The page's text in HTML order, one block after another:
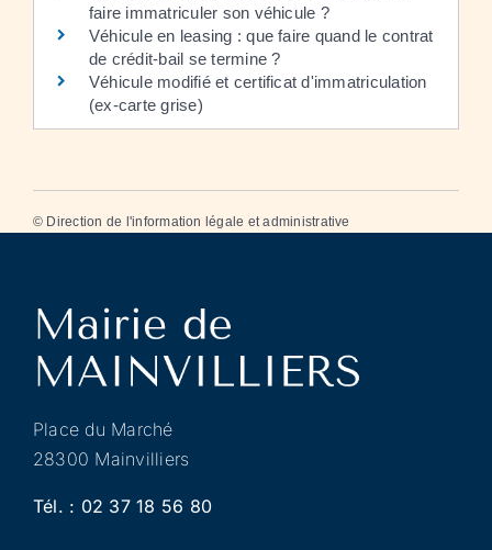
faire immatriculer son véhicule ?
Véhicule en leasing : que faire quand le contrat
de crédit-bail se termine ?
Véhicule modifié et certificat d'immatriculation
(ex-carte grise)
© Direction de l'information légale et administrative
Place du Marché
28300 Mainvilliers
Tél. : 02 37 18 56 80